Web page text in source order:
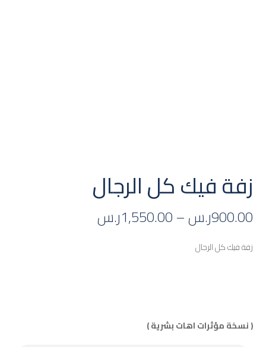
زفة فيك كل الرجال
900.00ر.س–
1,550.00ر.س
زفة فيك كل الرجال
( نسخة مؤثرات اهات بشرية )